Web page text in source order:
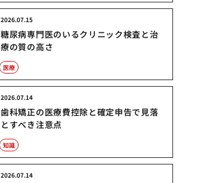
糖尿病専門医のいるクリニック検査と治
療の質の高さ
2026.07.15
医療
歯科矯正の医療費控除と確定申告で見落
とすべき注意点
2026.07.14
知識
2026.07.14